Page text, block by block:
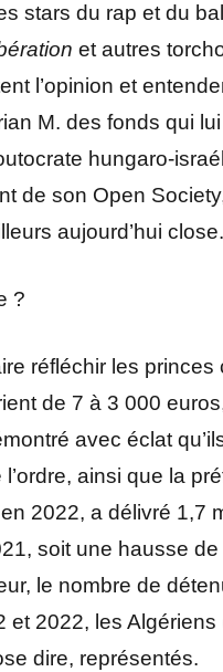
stars du rap et du
et autres
l’opinion et
M. des fonds qui
hungaro-
de son Open
aujourd’hui close.
?
réfléchir les
de 7 à 3 000
avec éclat
ainsi que la
2022, a délivré 1,7
soit une hausse
le nombre de
2022, les
dire, représentés.